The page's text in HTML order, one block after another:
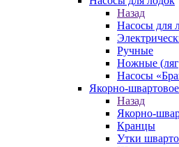
Назад
Насосы для
Ручные
Ножные
Насосы
Якорно-
Назад
Якорно-
Кранцы
Утки